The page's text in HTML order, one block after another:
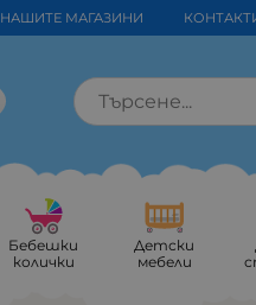
НАШИТЕ МАГАЗИНИ
Бебешки
колички
Детски
мебели